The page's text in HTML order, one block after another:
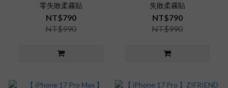
零失敗柔霧貼
NT$790
NT$990
失敗柔霧貼
NT$790
NT$990